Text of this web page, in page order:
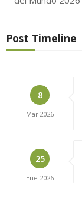
Post Timeline
8
Mar 2026
25
Ene 2026